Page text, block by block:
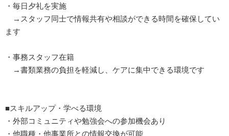
・毎日夕礼を実施
→スタッフ同士で情報共有や相談ができる時間を確保してい
ます
・事務スタッフ在籍
→書類業務の負担を軽減し、ケアに集中できる環境です
■スキルアップ・学べる環境
・外部コミュニティや勉強会への参加機会あり
・他職種・他事業所との情報交換が可能